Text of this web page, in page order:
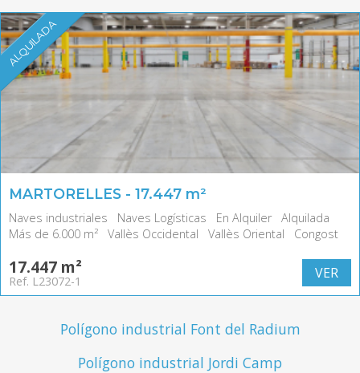
ALQUILADA
MARTORELLES - 17.447 m²
Naves industriales Naves Logísticas En Alquiler
Alquilada
Más de 6.000 m²
Vallès Occidental Vallès Oriental Congost
17.447 m²
Ref. L23072-1 VER
Polígono industrial Font del Radium
Polígono industrial Jordi Camp